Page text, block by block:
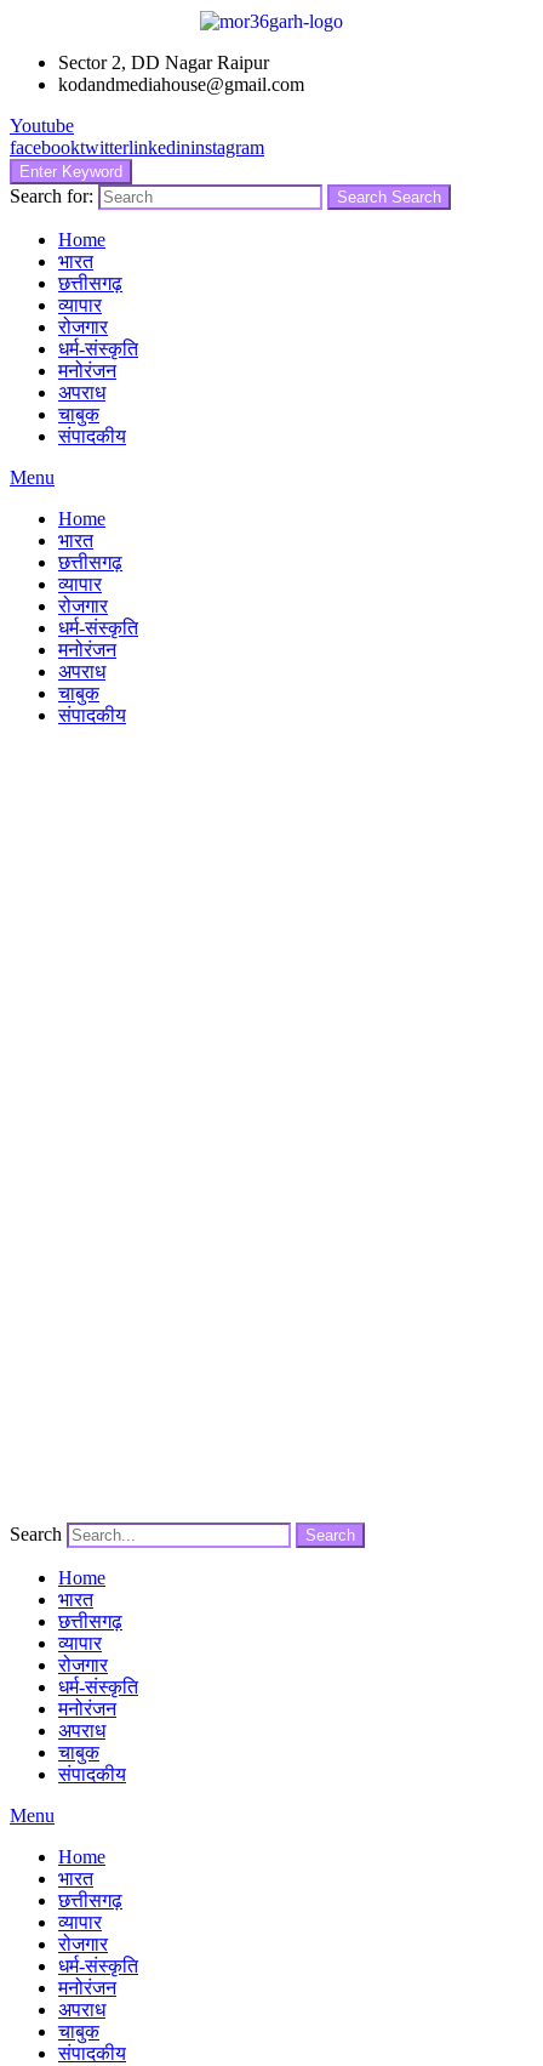
Sector 2, DD Nagar Raipur
kodandmediahouse@gmail.com
Youtube
facebooktwitterlinkedininstagram
Enter Keyword
Search for: Search Search
Home
भारत
छत्तीसगढ़
व्यापार
रोजगार
धर्म-संस्कृति
मनोरंजन
अपराध
चाबुक
संपादकीय
Menu
Home
भारत
छत्तीसगढ़
व्यापार
रोजगार
धर्म-संस्कृति
मनोरंजन
अपराध
चाबुक
संपादकीय
Search Search
Home
भारत
छत्तीसगढ़
व्यापार
रोजगार
धर्म-संस्कृति
मनोरंजन
अपराध
चाबुक
संपादकीय
Menu
Home
भारत
छत्तीसगढ़
व्यापार
रोजगार
धर्म-संस्कृति
मनोरंजन
अपराध
चाबुक
संपादकीय